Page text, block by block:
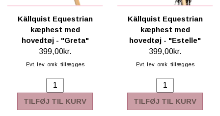
Källquist Equestrian
kæphest med
hovedtøj - "Greta"
399,00kr.
Evt. lev. omk. tillægges
TILFØJ TIL KURV
Källquist Equestrian
kæphest med
hovedtøj - "Estelle"
399,00kr.
Evt. lev. omk. tillægges
TILFØJ TIL KURV